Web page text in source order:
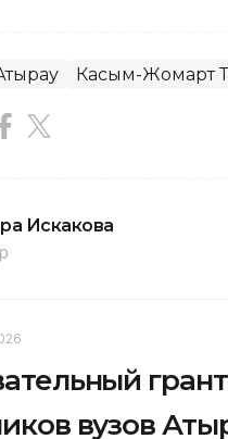
Касым-Жомарт
Искакова
вузов